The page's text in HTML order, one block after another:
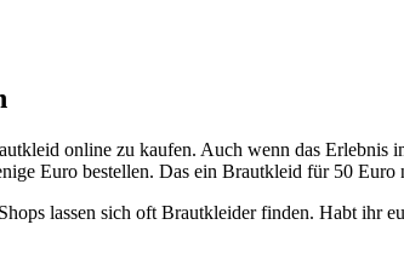
online zu kaufen. Auch wenn das Erlebnis
Euro bestellen. Das ein Brautkleid für 50
lassen sich oft Brautkleider finden. Habt ihr